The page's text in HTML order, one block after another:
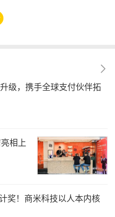
级，携手全球支付伙伴拓
相上
奖！商米科技以人本内核